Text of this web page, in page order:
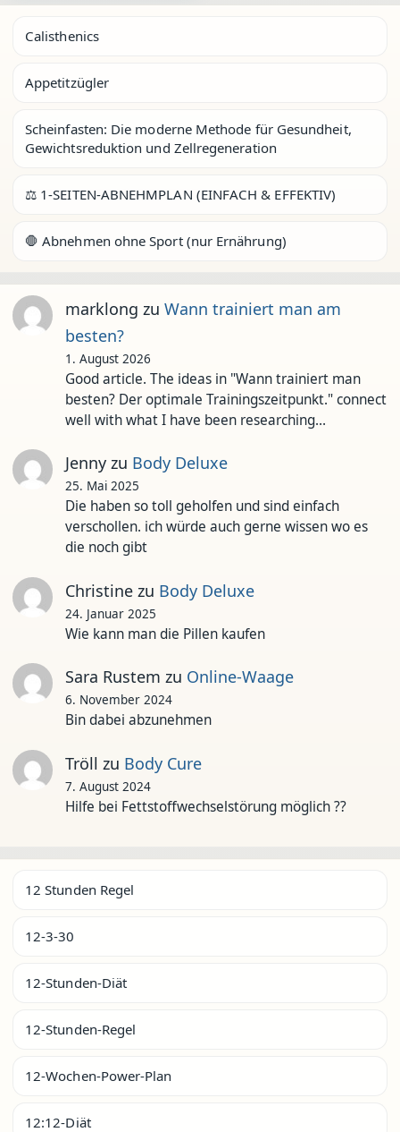
Calisthenics
Appetitzügler
Scheinfasten: Die moderne Methode für Gesundheit,
Gewichtsreduktion und Zellregeneration
⚖️ 1-SEITEN-ABNEHMPLAN (EINFACH & EFFEKTIV)
🛑 Abnehmen ohne Sport (nur Ernährung)
marklong zu Wann trainiert man am
besten?
1. August 2026
Good article. The ideas in "Wann trainiert man
besten? Der optimale Trainingszeitpunkt." connect
well with what I have been researching…
Jennyzu Body Deluxe
25. Mai 2025
Die haben so toll geholfen und sind einfach
verschollen. ich würde auch gerne wissen wo es
die noch gibt
Christinezu Body Deluxe
24. Januar 2025
Wie kann man die Pillen kaufen
Sara Rustem zu Online-Waage
6. November 2024
Bin dabei abzunehmen
Tröll zu Body Cure
7. August 2024
Hilfe bei Fettstoffwechselstörung möglich ??
12 Stunden Regel
12-3-30
12-Stunden-Diät
12-Stunden-Regel
12-Wochen-Power-Plan
12:12-Diät